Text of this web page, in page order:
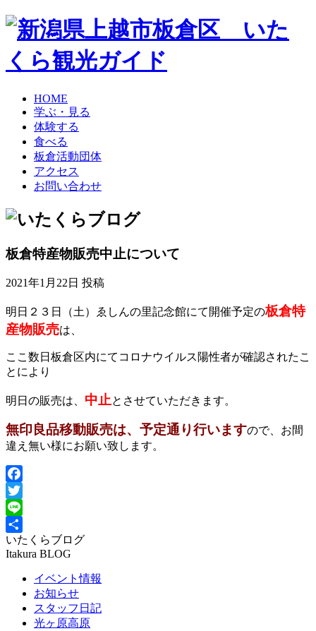
HOME
学ぶ・見る
体験する
食べる
板倉活動団体
アクセス
お問い合わせ
板倉特産物販売中止について
2021年1月22日 投稿
明日２３日（土）ゑしんの里記念館にて開催予定の板倉特
産物販売は、
ここ数日板倉区内にてコロナウイルス陽性者が確認されたこ
とにより
明日の販売は、 中止とさせていただきます。
無印良品移動販売は、予定通り行いますので、お間
違え無い様にお願い致します。
Facebook
Twitter
Line
共
有
いたくらブログ
Itakura BLOG
イベント情報
お知らせ
スタッフ日記
光ヶ原高原